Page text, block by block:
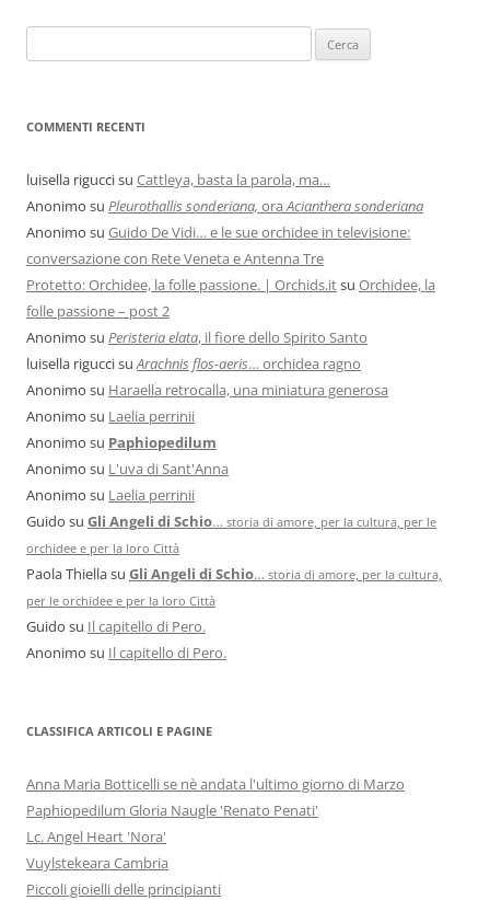
COMMENTI RECENTI
luisella riguccisu Cattleya, basta la parola, ma…
Anonimo su Pleurothallis sonderiana, ora Acianthera sonderiana
Anonimo su Guido De Vidi… e le sue orchidee in televisione:
conversazione con Rete Veneta e Antenna Tre
Protetto: Orchidee, la folle passione. | Orchids.itsu Orchidee, la
folle passione – post 2
Anonimo su Peristeria elata, il fiore dello Spirito Santo
luisella riguccisu Arachnis flos-aeris… orchidea ragno
Anonimo su Haraella retrocalla, una miniatura generosa
Anonimo su Laelia perrinii
Anonimo su Paphiopedilum
Anonimo su L'uva di Sant'Anna
Anonimo su Laelia perrinii
Guido su Gli Angeli di Schio… storia di amore, per la cultura, per le
orchidee e per la loro Città
Paola Thiellasu Gli Angeli di Schio… storia di amore, per la cultura,
per le orchidee e per la loro Città
Guido su Il capitello di Pero.
Anonimo su Il capitello di Pero.
CLASSIFICA ARTICOLI E PAGINE
Anna Maria Botticelli se nè andata l'ultimo giorno di Marzo
Paphiopedilum Gloria Naugle 'Renato Penati'
Lc. Angel Heart 'Nora'
Vuylstekeara Cambria
Piccoli gioielli delle principianti